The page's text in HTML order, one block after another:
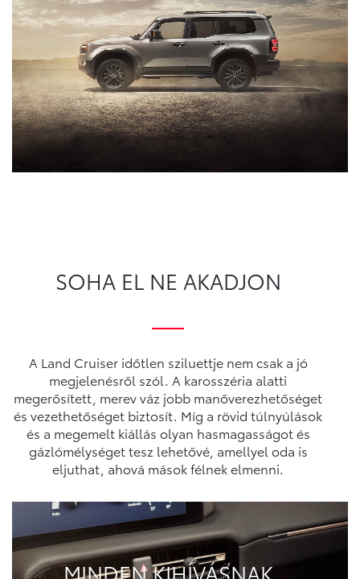
SOHA EL NE AKADJON
A Land Cruiser időtlen sziluettje nem csak a jó
megjelenésről szól. A karosszéria alatti
megerősített, merev váz jobb manőverezhetőséget
és vezethetőséget biztosít. Míg a rövid túlnyúlások
és a megemelt kiállás olyan hasmagasságot és
gázlómélységet tesz lehetővé, amellyel oda is
eljuthat, ahová mások félnek elmenni.
MINDEN KIHÍVÁSNAK